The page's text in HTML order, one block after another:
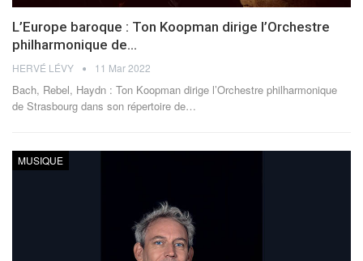
L’Europe baroque : Ton Koopman dirige l’Orchestre
philharmonique de…
HERVÉ LÉVY 11 Mar 2022
Bach, Rebel, Haydn : Ton Koopman dirige l’Orchestre philharmonique
de Strasbourg dans son répertoire de…
MUSIQUE